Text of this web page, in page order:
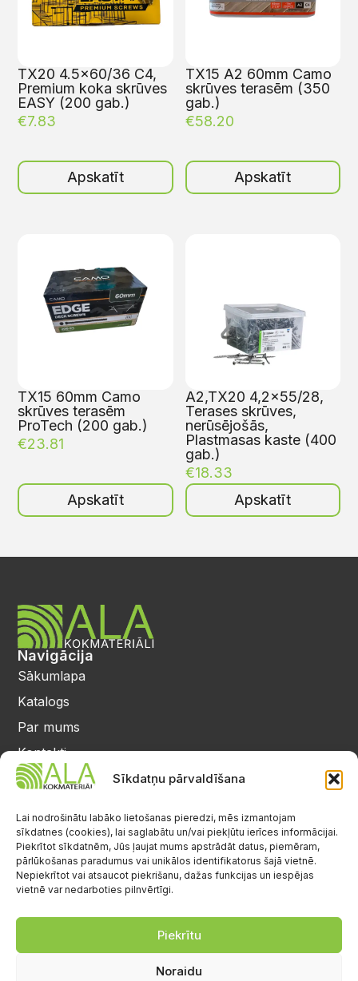
Sīkdatņu pārvaldīšana
Lai nodrošinātu labāko lietošanas pieredzi, mēs izmantojam
sīkdatnes (cookies), lai saglabātu un/vai piekļūtu ierīces informācijai.
Piekrītot sīkdatnēm, Jūs ļaujat mums apstrādāt datus, piemēram,
pārlūkošanas paradumus vai unikālos identifikatorus šajā vietnē.
Nepiekrītot vai atsaucot piekrišanu, dažas funkcijas un iespējas
vietnē var nedarboties pilnvērtīgi.
Piekrītu
Noraidu
TX20 4.5×60/36 C4,
Premium koka skrūves
EASY (200 gab.)
€7.83
Apskatīt
TX15 A2 60mm Camo
skrūves terasēm (350
gab.)
€58.20
Apskatīt
TX15 60mm Camo
skrūves terasēm
ProTech (200 gab.)
€23.81
Apskatīt
A2,TX20 4,2×55/28,
Terases skrūves,
nerūsējošās,
Plastmasas kaste (400
gab.)
€18.33
Apskatīt
Navigācija
Sākumlapa
Katalogs
Par mums
Kontakti
Privātuma politika
25 64 17 98
info@alalignea.lv
Daugavas iela 28, Mārupe
Facebook
S.-Sv.: brīvs